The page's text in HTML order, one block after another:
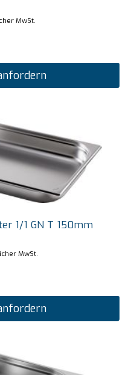
MwSt.
1/1 GN T 150mm
MwSt.